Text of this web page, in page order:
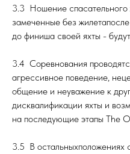
3.3 Ношение спасательного
замеченные без
до финиша своей яхты -
3.4 Соревнования
агрессивное поведение,
общение и неуважение к
дисквалификации яхты и
на последующие этапы The
3.5 В остальныхположениях